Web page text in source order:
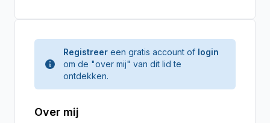
Registreer een gratis account of login
om de "over mij" van dit lid te
ontdekken.
Over mij